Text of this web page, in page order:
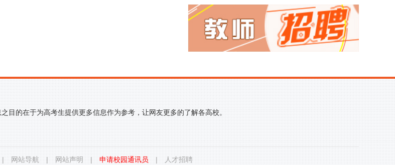
目的在于为高考生提供更多信息作为参考，让网友更多的了解各高校。
| 网站导航 | 网站声明 | 申请校园通讯员 | 人才招聘